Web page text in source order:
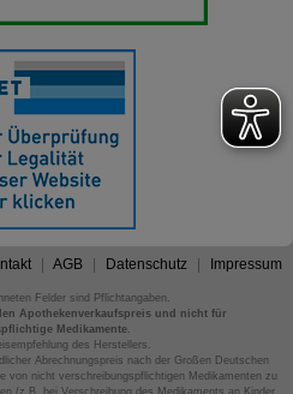
AGB Datenschutz Impressum
Felder sind Pflichtangaben.
Apothekenverkaufspreis und nicht für
Medikamente.
des Herstellers.
Abrechnungspreis nach der Großen Deutschen
von nicht verschreibungspflichtigen Medikamenten zu
(z.B. bei Verschreibung des Medikaments an Kinder